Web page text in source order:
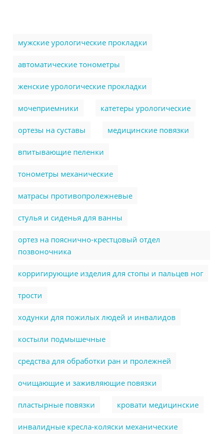
мужские урологические прокладки
автоматические тонометры
женские урологические прокладки
мочеприемники катетеры урологические
ортезы на суставы медицинские повязки
впитывающие пеленки
тонометры механические
матрасы противопролежневые
стулья и сиденья для ванны
ортез на пояснично-крестцовый отдел
позвоночника
корригирующие изделия для стопы и пальцев ног
трости
ходунки для пожилых людей и инвалидов
костыли подмышечные
cредства для обработки ран и пролежней
очищающие и заживляющие повязки
пластырные повязки кровати медицинские
инвалидные кресла-коляски механические